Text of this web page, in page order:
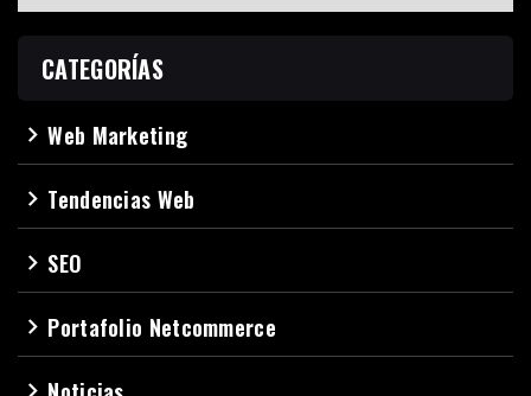
CATEGORÍAS
navigate_nextWeb Marketing
navigate_next Tendencias Web
navigate_next SEO
navigate_next Portafolio Netcommerce